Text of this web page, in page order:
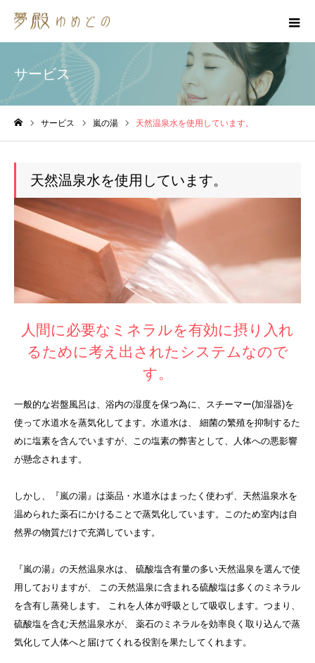
サービス
サービス 嵐の湯 天然温泉水を使用しています。
天然温泉水を使用しています。
人間に必要なミネラルを有効に摂り入れ
るために考え出されたシステムなので
す。
一般的な岩盤風呂は、浴内の湿度を保つ為に、スチーマー(加湿器)を
使って水道水を蒸気化してます。水道水は、 細菌の繁殖を抑制するた
めに塩素を含んでいますが、この塩素の弊害として、人体への悪影響
が懸念されます。
しかし、『嵐の湯』は薬品・水道水はまったく使わず、天然温泉水を
温められた薬石にかけることで蒸気化しています。このため室内は自
然界の物質だけで充満しています。
『嵐の湯』の天然温泉水は、 硫酸塩含有量の多い天然温泉を選んで使
用しておりますが、 この天然温泉に含まれる硫酸塩は多くのミネラル
を含有し蒸発します。 これを人体が呼吸として吸収します。つまり、
硫酸塩を含む天然温泉水が、 薬石のミネラルを効率良く取り込んで蒸
気化して人体へと届けてくれる役割を果たしてくれます。